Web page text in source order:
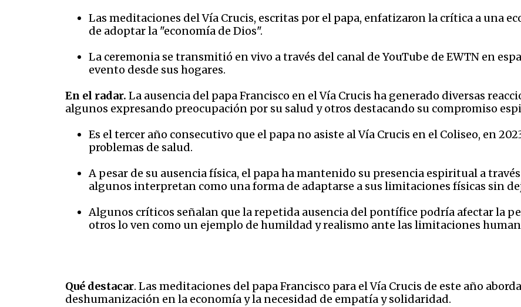
Las meditaciones del Vía Crucis, escritas por el papa, enfatizaron la crítica a una
de adoptar la "economía de Dios".
La ceremonia se transmitió en vivo a través del canal de YouTube de EWTN en
evento desde sus hogares. ​
En el radar. La ausencia del papa Francisco en el Vía Crucis ha generado diversas
algunos expresando preocupación por su salud y otros destacando su compromiso
Es el tercer año consecutivo que el papa no asiste al Vía Crucis en el Coliseo, en
problemas de salud. ​
A pesar de su ausencia física, el papa ha mantenido su presencia espiritual a
algunos interpretan como una forma de adaptarse a sus limitaciones físicas sin
Algunos críticos señalan que la repetida ausencia del pontífice podría afectar la
otros lo ven como un ejemplo de humildad y realismo ante las limitaciones
Qué destacar. Las meditaciones del papa Francisco para el Vía Crucis de este año
deshumanización en la economía y la necesidad de empatía y solidaridad.